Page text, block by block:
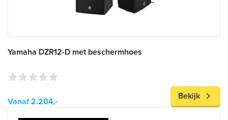
Yamaha DZR12-D met beschermhoes
Vanaf 2.204,-
Bekijk